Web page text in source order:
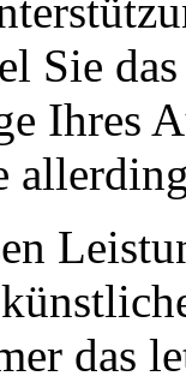
Sie
Ihres
das